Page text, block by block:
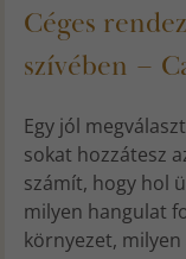
Céges
szívében –
Egy jól
sokat hozzátesz
számít, hogy hol
milyen hangulat
környezet,